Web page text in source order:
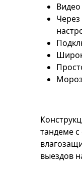
тандеме
выездов